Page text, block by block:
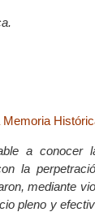
a conocer
la
mediante
pleno y